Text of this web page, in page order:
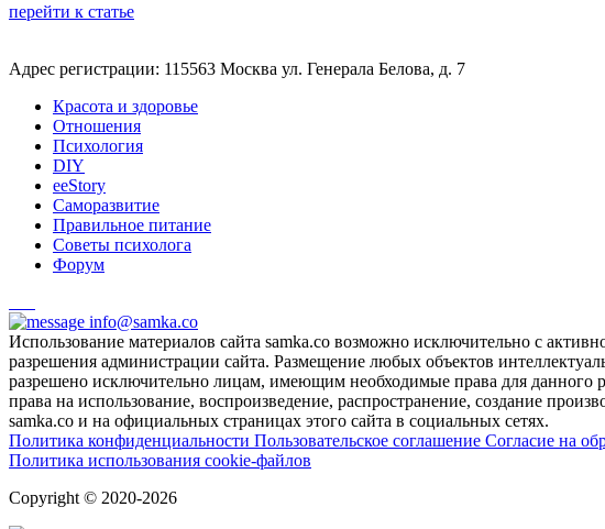
перейти к статье
Адрес регистрации: 115563 Москва ул. Генерала Белова, д. 7
Красота и здоровье
Отношения
Психология
DIY
ееStory
Саморазвитие
Правильное питание
Советы психолога
Форум
info@samka.co
Использование материалов сайта samka.co возможно исключительно с
разрешения администрации сайта. Размещение любых объектов
разрешено исключительно лицам, имеющим необходимые права для данного
права на использование, воспроизведение, распространение, создание
samka.co и на официальных страницах этого сайта в социальных сетях.
Политика конфиденциальности Пользовательское соглашение Согласие на
Политика использования cookie-файлов
Copyright © 2020-2026